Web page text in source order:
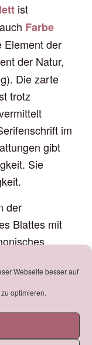
Webseite besser auf
optimieren.
ist
Farbe
Element der
der Natur,
Die zarte
trotz
im
gibt
Sie
der
Blattes mit